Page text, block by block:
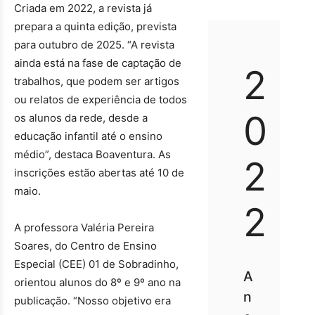
2
0
2
2
A
n
Criada em 2022, a revista já
prepara a quinta edição, prevista
para outubro de 2025. “A revista
ainda está na fase de captação de
trabalhos, que podem ser artigos
ou relatos de experiência de todos
os alunos da rede, desde a
educação infantil até o ensino
médio”, destaca Boaventura. As
inscrições estão abertas até 10 de
maio.
A professora Valéria Pereira
Soares, do Centro de Ensino
Especial (CEE) 01 de Sobradinho,
orientou alunos do 8º e 9º ano na
publicação. “Nosso objetivo era